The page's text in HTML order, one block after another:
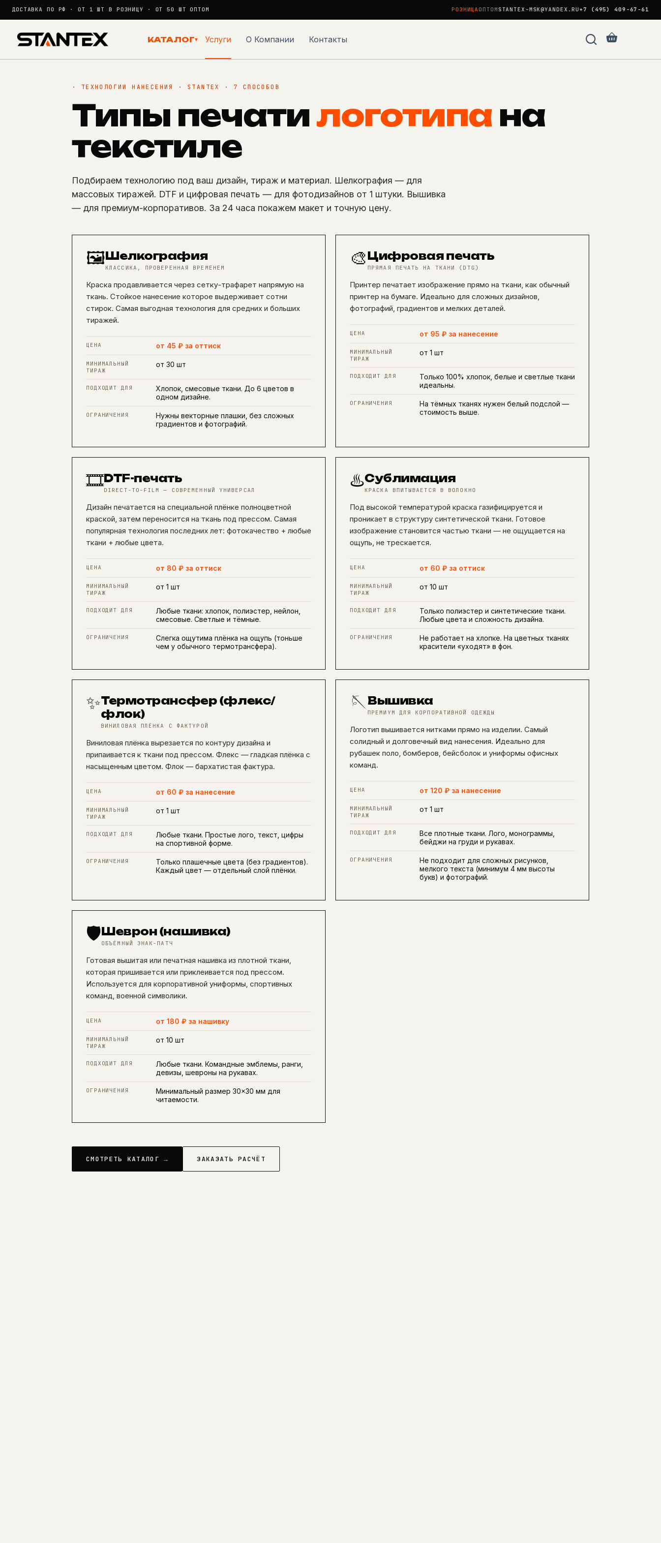
ДОСТАВКА ПО РФ · ОТ 1 ШТ В РОЗНИЦУ · ОТ 50 ШТ ОПТОМ РОЗНИЦА ОПТОМ STANTEX-MSK@YANDEX.RU +7 (495) 409-67-61
КАТАЛОГ▾ Услуги О Компании Контакты Корзина
· ТЕХНОЛОГИИ НАНЕСЕНИЯ · STANTEX · 7 СПОСОБОВ
Типы печати логотипа на
текстиле
Подбираем технологию под ваш дизайн, тираж и материал. Шелкография — для
массовых тиражей. DTF и цифровая печать — для фотодизайнов от 1 штуки. Вышивка
— для премиум-корпоративов. За 24 часа покажем макет и точную цену.
🖼️Шелкография
КЛАССИКА, ПРОВЕРЕННАЯ ВРЕМЕНЕМ
Краска продавливается через сетку-трафарет напрямую на
ткань. Стойкое нанесение которое выдерживает сотни
стирок. Самая выгодная технология для средних и больших
тиражей.
ЦЕНА от 45 ₽ за оттиск
МИНИМАЛЬНЫЙ
ТИРАЖ
от 30 шт
ПОДХОДИТ ДЛЯ
Хлопок, смесовые ткани. До 6 цветов в
одном дизайне.
ОГРАНИЧЕНИЯ
Нужны векторные плашки, без сложных
градиентов и фотографий.
🎨Цифровая печать
ПРЯМАЯ ПЕЧАТЬ НА ТКАНИ (DTG)
Принтер печатает изображение прямо на ткани, как обычный
принтер на бумаге. Идеально для сложных дизайнов,
фотографий, градиентов и мелких деталей.
ЦЕНА от 95 ₽ за нанесение
МИНИМАЛЬНЫЙ
ТИРАЖ
от 1 шт
ПОДХОДИТ ДЛЯ
Только 100% хлопок, белые и светлые ткани
идеальны.
ОГРАНИЧЕНИЯ
На тёмных тканях нужен белый подслой —
стоимость выше.
🎞️DTF-печать
DIRECT-TO-FILM — СОВРЕМЕННЫЙ УНИВЕРСАЛ
Дизайн печатается на специальной плёнке полноцветной
краской, затем переносится на ткань под прессом. Самая
популярная технология последних лет: фотокачество + любые
ткани + любые цвета.
ЦЕНА от 80 ₽ за оттиск
МИНИМАЛЬНЫЙ
ТИРАЖ
от 1 шт
ПОДХОДИТ ДЛЯ
Любые ткани: хлопок, полиэстер, нейлон,
смесовые. Светлые и тёмные.
ОГРАНИЧЕНИЯ
Слегка ощутима плёнка на ощупь (тоньше
чем у обычного термотрансфера).
♨️Сублимация
КРАСКА ВПИТЫВАЕТСЯ В ВОЛОКНО
Под высокой температурой краска газифицируется и
проникает в структуру синтетической ткани. Готовое
изображение становится частью ткани — не ощущается на
ощупь, не трескается.
ЦЕНА от 60 ₽ за оттиск
МИНИМАЛЬНЫЙ
ТИРАЖ
от 10 шт
ПОДХОДИТ ДЛЯ
Только полиэстер и синтетические ткани.
Любые цвета и сложность дизайна.
ОГРАНИЧЕНИЯ
Не работает на хлопке. На цветных тканях
красители «уходят» в фон.
✨Термотрансфер (флекс/
флок)
ВИНИЛОВАЯ ПЛЁНКА С ФАКТУРОЙ
Виниловая плёнка вырезается по контуру дизайна и
припаивается к ткани под прессом. Флекс — гладкая плёнка с
насыщенным цветом. Флок — бархатистая фактура.
ЦЕНА от 60 ₽ за нанесение
МИНИМАЛЬНЫЙ
ТИРАЖ
от 1 шт
ПОДХОДИТ ДЛЯ
Любые ткани. Простые лого, текст, цифры
на спортивной форме.
ОГРАНИЧЕНИЯ
Только плашечные цвета (без градиентов).
Каждый цвет — отдельный слой плёнки.
🪡Вышивка
ПРЕМИУМ ДЛЯ КОРПОРАТИВНОЙ ОДЕЖДЫ
Логотип вышивается нитками прямо на изделии. Самый
солидный и долговечный вид нанесения. Идеально для
рубашек поло, бомберов, бейсболок и униформы офисных
команд.
ЦЕНА от 120 ₽ за нанесение
МИНИМАЛЬНЫЙ
ТИРАЖ
от 1 шт
ПОДХОДИТ ДЛЯ
Все плотные ткани. Лого, монограммы,
бейджи на груди и рукавах.
ОГРАНИЧЕНИЯ
Не подходит для сложных рисунков,
мелкого текста (минимум 4 мм высоты
букв) и фотографий.
🛡️Шеврон (нашивка)
ОБЪЁМНЫЙ ЗНАК-ПАТЧ
Готовая вышитая или печатная нашивка из плотной ткани,
которая пришивается или приклеивается под прессом.
Используется для корпоративной униформы, спортивных
команд, военной символики.
ЦЕНА от 180 ₽ за нашивку
МИНИМАЛЬНЫЙ
ТИРАЖ
от 10 шт
ПОДХОДИТ ДЛЯ
Любые ткани. Командные эмблемы, ранги,
девизы, шевроны на рукавах.
ОГРАНИЧЕНИЯ
Минимальный размер 30×30 мм для
читаемости.
СМОТРЕТЬ КАТАЛОГ → ЗАКАЗАТЬ РАСЧЁТ